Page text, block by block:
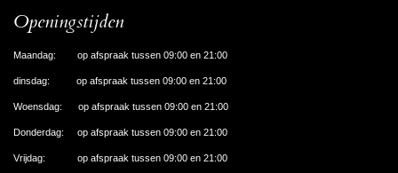
Openingstijden
Maandag: op afspraak tussen 09:00 en 21:00
dinsdag: op afspraak tussen 09:00 en 21:00
Woensdag: op afspraak tussen 09:00 en 21:00
Donderdag: op afspraak tussen 09:00 en 21:00
Vrijdag: op afspraak tussen 09:00 en 21:00